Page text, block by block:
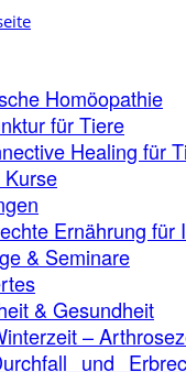
Homöopathie
für Tiere
Healing für
Ernährung für
& Seminare
& Gesundheit
–
und